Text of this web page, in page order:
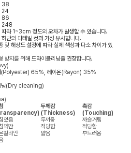
38
24
86
248
라 1~3cm 정도의 오차가 발생할 수 있습니다.
단의 디테일 컷과 가장 유사합니다.
및 해상도 설정에 따라 실제 색상과 다소 차이가 있
방지를 위해 드라이클리닝을 권장합니다.
(Polyester) 65%, 레이온(Rayon) 35%
닝(Dry cleaning)
두께감
(Thickness)
촉감
(Touching)
있음 두꺼움
까슬거림
약간 적당함
적당함
칼라만 얇음
부드러움